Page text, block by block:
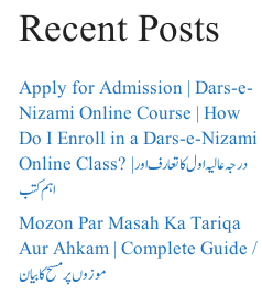
Recent Posts
Apply for Admission | Dars-e-
Nizami Online Course | How
Do I Enroll in a Dars-e-Nizami
Online Class? |درجہ عالیہ اول کا تعارف اور
اہم کتب
Mozon Par Masah Ka Tariqa
Aur Ahkam | Complete Guide /​
موزوں پر مسح کا بیان